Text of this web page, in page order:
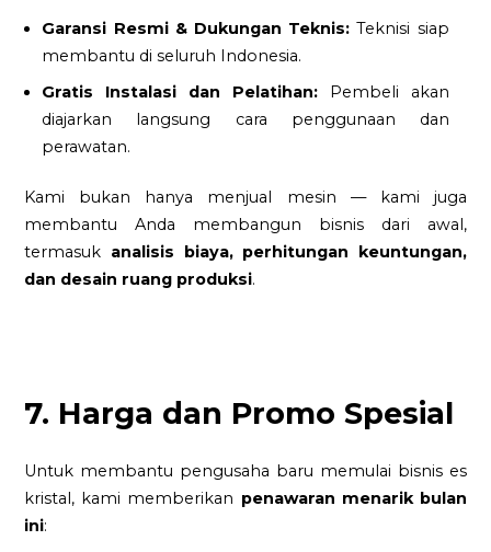
Garansi Resmi & Dukungan Teknis: Teknisi siap
membantu di seluruh Indonesia.
Gratis Instalasi dan Pelatihan:Pembeli akan
diajarkan langsung cara penggunaan dan
perawatan.
Kami bukan hanya menjual mesin — kami juga
membantu Anda membangun bisnis dari awal,
termasuk analisis biaya, perhitungan keuntungan,
dan desain ruang produksi.
7. Harga dan Promo Spesial
Untuk membantu pengusaha baru memulai bisnis es
kristal, kami memberikan penawaran menarik bulan
ini: